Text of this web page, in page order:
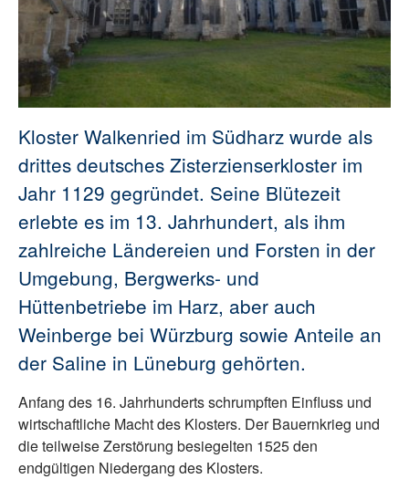
Kloster Walkenried im Südharz wurde als
drittes deutsches Zisterzienserkloster im
Jahr 1129 gegründet. Seine Blütezeit
erlebte es im 13. Jahrhundert, als ihm
zahlreiche Ländereien und Forsten in der
Umgebung, Bergwerks- und
Hüttenbetriebe im Harz, aber auch
Weinberge bei Würzburg sowie Anteile an
der Saline in Lüneburg gehörten.
Anfang des 16. Jahrhunderts schrumpften Einfluss und
wirtschaftliche Macht des Klosters. Der Bauernkrieg und
die teilweise Zerstörung besiegelten 1525 den
endgültigen Niedergang des Klosters.